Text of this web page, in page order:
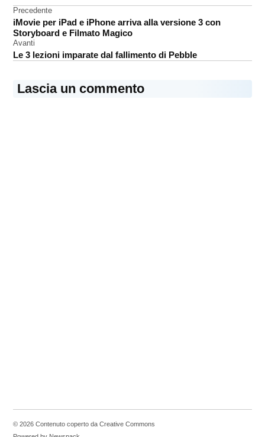
Navigazione
articoli
Precedente
iMovie per iPad e iPhone arriva alla versione 3 con
Storyboard e Filmato Magico
Avanti
Le 3 lezioni imparate dal fallimento di Pebble
Lascia un commento
© 2026 Contenuto coperto da Creative Commons